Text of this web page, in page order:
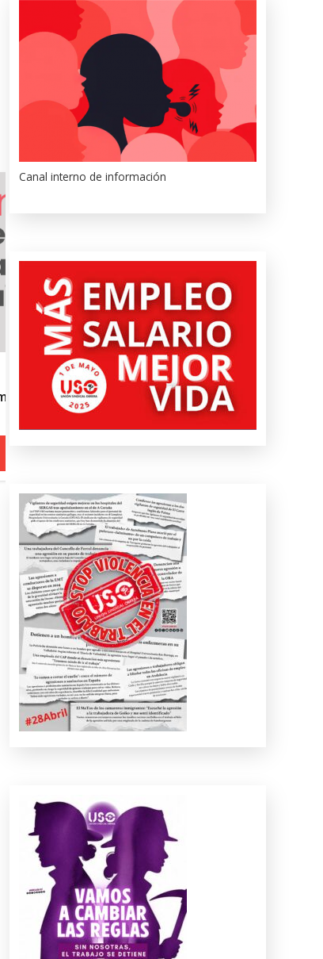
SALUD LABORAL
Procedimiento práctico ante alerta
roja por calor
Canal interno de información